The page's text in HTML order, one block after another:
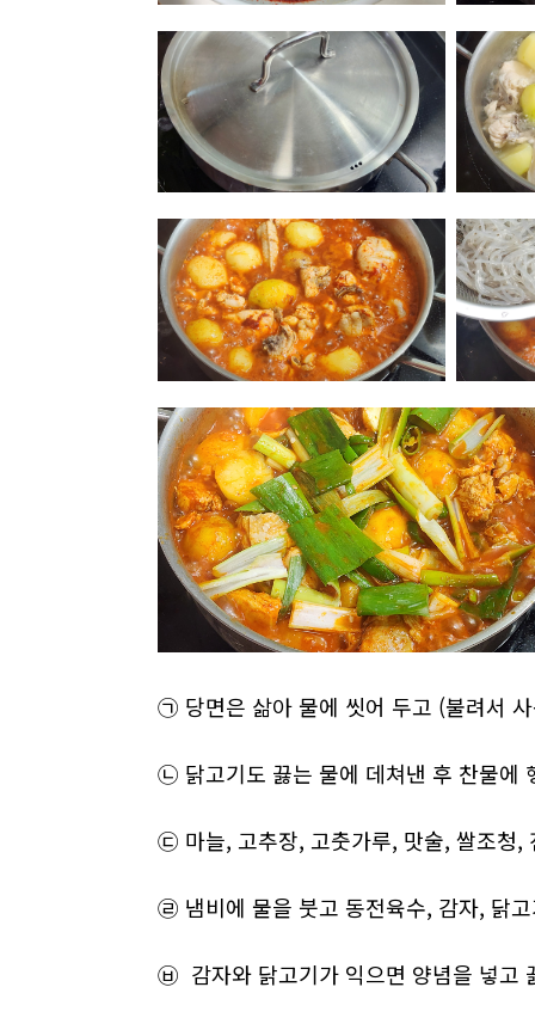
㉠ 당면은 삶아 물에 씻어 두고 (불려서
㉡ 닭고기도 끓는 물에 데쳐낸 후 찬물에
㉢ 마늘, 고추장, 고춧가루, 맛술, 쌀조청
㉣ 냄비에 물을 붓고 동전육수, 감자, 닭
㉥ 감자와 닭고기가 익으면 양념을 넣고